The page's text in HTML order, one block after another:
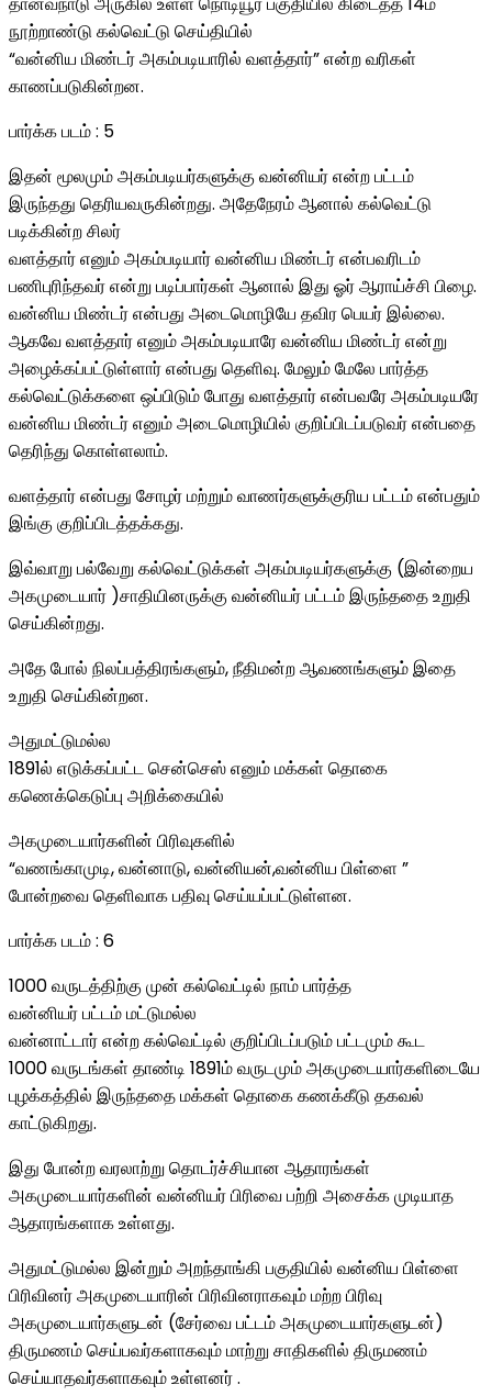
நூற்றாண்டு கல்வெட்டு செய்தியில்
“வன்னிய மிண்டர் அகம்படியாரில் வளத்தார்” என்ற வரிகள்
காணப்படுகின்றன.
பார்க்க படம் : 5
இதன் மூலமும் அகம்படியர்களுக்கு வன்னியர் என்ற பட்டம்
இருந்தது தெரியவருகின்றது. அதேநேரம் ஆனால் கல்வெட்டு
படிக்கின்ற சிலர்
வளத்தார் எனும் அகம்படியார் வன்னிய மிண்டர் என்பவரிடம்
பணிபுரிந்தவர் என்று படிப்பார்கள் ஆனால் இது ஓர் ஆராய்ச்சி பிழை.
வன்னிய மிண்டர் என்பது அடைமொழியே தவிர பெயர் இல்லை.
ஆகவே வளத்தார் எனும் அகம்படியாரே வன்னிய மிண்டர் என்று
அழைக்கப்பட்டுள்ளார் என்பது தெளிவு. மேலும் மேலே பார்த்த
கல்வெட்டுக்களை ஒப்பிடும் போது வளத்தார் என்பவரே அகம்படியரே
வன்னிய மிண்டர் எனும் அடைமொழியில் குறிப்பிடப்படுவர் என்பதை
தெரிந்து கொள்ளலாம்.
வளத்தார் என்பது சோழர் மற்றும் வாணர்களுக்குரிய பட்டம் என்பதும்
இங்கு குறிப்பிடத்தக்கது.
இவ்வாறு பல்வேறு கல்வெட்டுக்கள் அகம்படியர்களுக்கு (இன்றைய
அகமுடையார் )சாதியினருக்கு வன்னியர் பட்டம் இருந்ததை உறுதி
செய்கின்றது.
அதே போல் நிலப்பத்திரங்களும், நீதிமன்ற ஆவணங்களும் இதை
உறுதி செய்கின்றன.
அதுமட்டுமல்ல
1891ல் எடுக்கப்பட்ட சென்செஸ் எனும் மக்கள் தொகை
கணெக்கெடுப்பு அறிக்கையில்
அகமுடையார்களின் பிரிவுகளில்
“வணங்காமுடி, வன்னாடு, வன்னியன்,வன்னிய பிள்ளை ”
போன்றவை தெளிவாக பதிவு செய்யப்பட்டுள்ளன.
பார்க்க படம் : 6
1000 வருடத்திற்கு முன் கல்வெட்டில் நாம் பார்த்த
வன்னியர் பட்டம் மட்டுமல்ல
வன்னாட்டார் என்ற கல்வெட்டில் குறிப்பிடப்படும் பட்டமும் கூட
1000 வருடங்கள் தாண்டி 1891ம் வருடமும் அகமுடையார்களிடையே
புழக்கத்தில் இருந்ததை மக்கள் தொகை கணக்கீடு தகவல்
காட்டுகிறது.
இது போன்ற வரலாற்று தொடர்ச்சியான ஆதாரங்கள்
அகமுடையார்களின் வன்னியர் பிரிவை பற்றி அசைக்க முடியாத
ஆதாரங்களாக உள்ளது.
அதுமட்டுமல்ல இன்றும் அறந்தாங்கி பகுதியில் வன்னிய பிள்ளை
பிரிவினர் அகமுடையாரின் பிரிவினராகவும் மற்ற பிரிவு
அகமுடையார்களுடன் (சேர்வை பட்டம் அகமுடையார்களுடன்)
திருமணம் செய்பவர்களாகவும் மாற்று சாதிகளில் திருமணம்
செய்யாதவர்களாகவும் உள்ளனர் .